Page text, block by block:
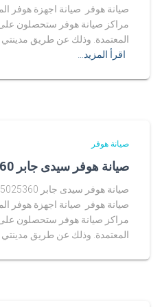
صيانة هوفر صيانة اجهزة هوفر
مراكز صيانة هوفر ستحصلون على
المعتمدة. وذلك عن طريق
اقرأ المزيد…
صيانة هوفر
صيانة هوفر سيدى جابر 01225025360
صيانة هوفر صيانة اجهزة هوفر
مراكز صيانة هوفر ستحصلون على
المعتمدة. وذلك عن طريق